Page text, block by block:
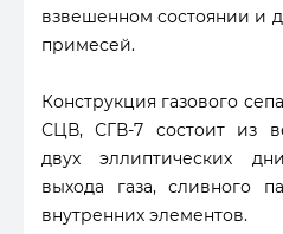
взвешенном состоянии и
примесей.
Конструкция газового
СЦВ, СГВ-7 состоит из
двух эллиптических
выхода газа, сливного
внутренних элементов.